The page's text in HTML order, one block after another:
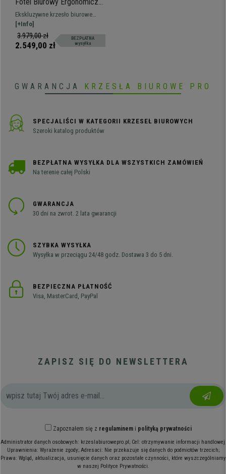
EXPLORER, w Pełni
Regulowany, Nowoczesny
Design, Zaawansowana
Technologia, Szary
Ekskluzywne krzesło biurowe
najnowszej technologii. W pełni
regulowane i ergonomiczne,
bardzo wygodne i najlepszej
[+Info]
3.979,00 zł
2.549,00 zł
BEZPŁATNA
wysyłka
GWARANCJA KRZESŁA BIUROWE PRO
SPECJALIŚCI W KATEGORII KRZESEŁ BIUROWYCH
Szeroki katalog produktów
BEZPŁATNA WYSYŁKA DLA WSZYSTKICH ZAMÓWIEŃ
Na terenie całej Polski
GWARANCJA
30 dni na zwrot. 2 lata gwarancji
SZYBKA WYSYŁKA
Wysyłka w przeciągu 24/48 godz. Dostawa 3 do 5 dni.
BEZPIECZNA PŁATNOŚĆ
Visa, MasterCard, PayPal
ZAPISZ SIĘ DO NEWSLETTERA
Zapoznałem się z regulaminemi polityką prywatności
Administrator danych osobowych: krzeslabiurowepro.pl; Cel: otrzymywanie informacji handlowej;
Uprawnienia: Wyrażenie zgody; Adresaci: Nie przekazuje się danych do podmiotów trzecich;
Prawa: Wgląd, aktualizacja, usunięcie danych oraz pozostałe czynności, które wyszczególniamy
w naszej Polityce Prywatności.